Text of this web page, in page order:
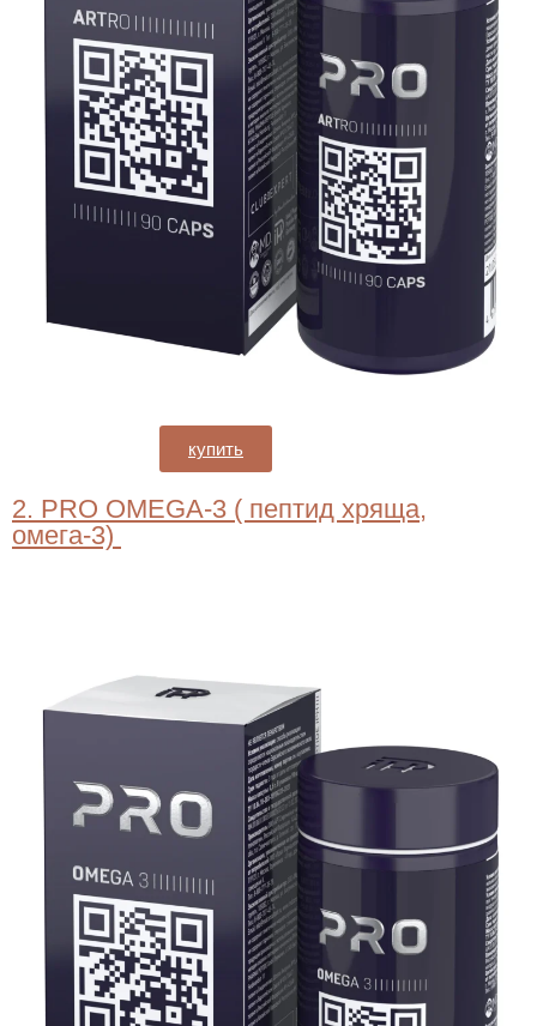
купить
2. PRO OMEGA-3 ( пептид хряща,
омега-3)